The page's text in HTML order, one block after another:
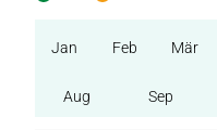
Jan Feb Mär
Aug Sep